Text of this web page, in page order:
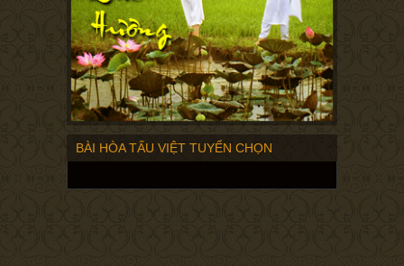
BÀI HÒA TẤU VIỆT TUYỂN CHỌN